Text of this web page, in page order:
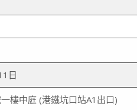
日
樓中庭 (港鐵坑口站A1出口)